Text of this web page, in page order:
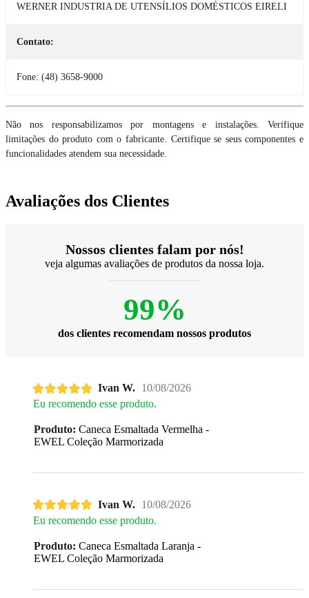
WERNER INDUSTRIA DE UTENSÍLIOS DOMÉSTICOS EIRELI
Contato:
Fone: (48) 3658-9000
Não nos responsabilizamos por montagens e instalações. Verifique
limitações do produto com o fabricante. Certifique se seus componentes e
funcionalidades atendem sua necessidade.
Avaliações dos Clientes
Nossos clientes falam por nós!
veja algumas avaliações de produtos da nossa loja.
99%
dos clientes recomendam nossos produtos
Ivan W. 10/08/2026
Eu recomendo esse produto.
Produto: Caneca Esmaltada Vermelha -
EWEL Coleção Marmorizada
Ivan W. 10/08/2026
Eu recomendo esse produto.
Produto: Caneca Esmaltada Laranja -
EWEL Coleção Marmorizada